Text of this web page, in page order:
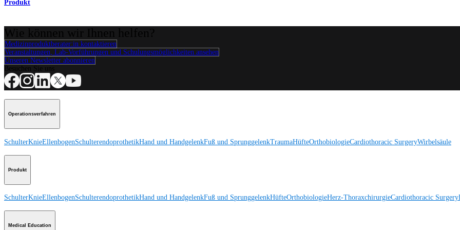
Produkt
Medizinproduktberater:in kontaktieren
Veranstaltungen, Lab-Vorführungen und Schulungsmöglichkeiten ansehen
Unseren Newsletter abonnieren
Operationsverfahren
SchulterKnieEllenbogenSchulterendoprothetikHand und HandgelenkFuß und SprunggelenkTraumaHüfteOrthobiologieCardiothoracic SurgeryWirbelsäule
Produkt
SchulterKnieEllenbogenSchulterendoprothetikHand und HandgelenkFuß und SprunggelenkHüfteOrthobiologieHerz-ThoraxchirurgieCardiothoracic Surgery
Medical Education